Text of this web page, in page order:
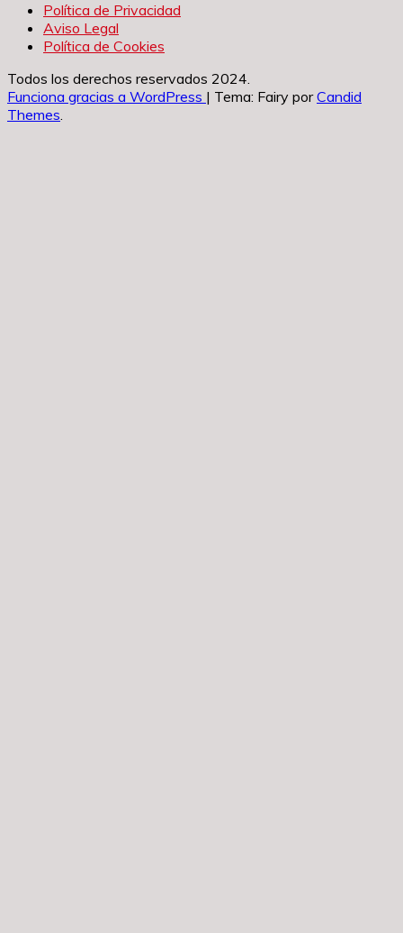
Política de Privacidad
Aviso Legal
Política de Cookies
Todos los derechos reservados 2024.
Funciona gracias a WordPress | Tema: Fairy porCandid
Themes.